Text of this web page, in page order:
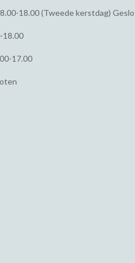
18.00 (Tweede kerstdag)
18.00
17.00